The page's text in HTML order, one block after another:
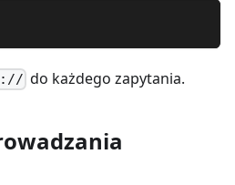
do każdego zapytania.